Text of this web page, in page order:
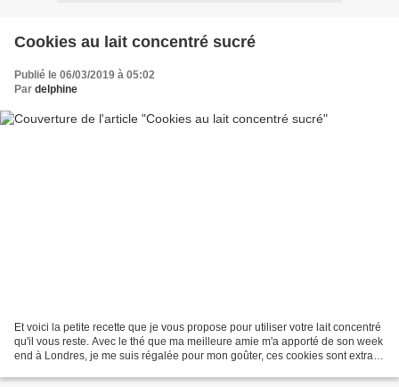
Cookies au lait concentré sucré
Publié le 06/03/2019 à 05:02
Par delphine
Et voici la petite recette que je vous propose pour utiliser votre lait concentré
qu'il vous reste. Avec le thé que ma meilleure amie m'a apporté de son week
end à Londres, je me suis régalée pour mon goûter, ces cookies sont extras.